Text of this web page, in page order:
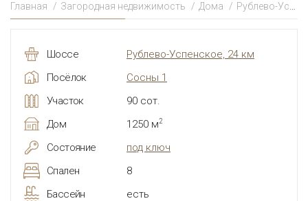
Главная Загородная недвижимость Дома Рублево-Успенское
Шоссе
Рублево-Успенское, 24 км
Посёлок
Сосны 1
Участок
90 сот.
Дом
1250 м2
Состояние
под ключ
Спален
8
Бассейн
есть